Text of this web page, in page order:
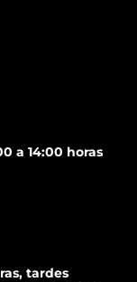
a 14:00 horas
tardes